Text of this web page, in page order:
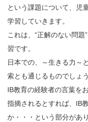
という課題について、児
学習していきます。
これは、“正解のない問
習です。
日本での、～生きる力～
索とも通じるものでしょう
IB教育の経験者の言葉を
指摘されるとすれば、IB
か・・・という部分があり